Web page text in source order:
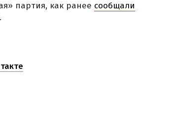
партия, как ранее сообщали